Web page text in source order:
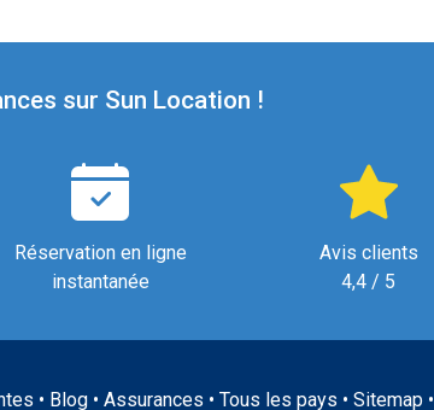
sur Sun Location !
Réservation en ligne
instantanée
Avis clients
4,4 / 5
• Blog• Assurances • Tous les pays • Sitemap•